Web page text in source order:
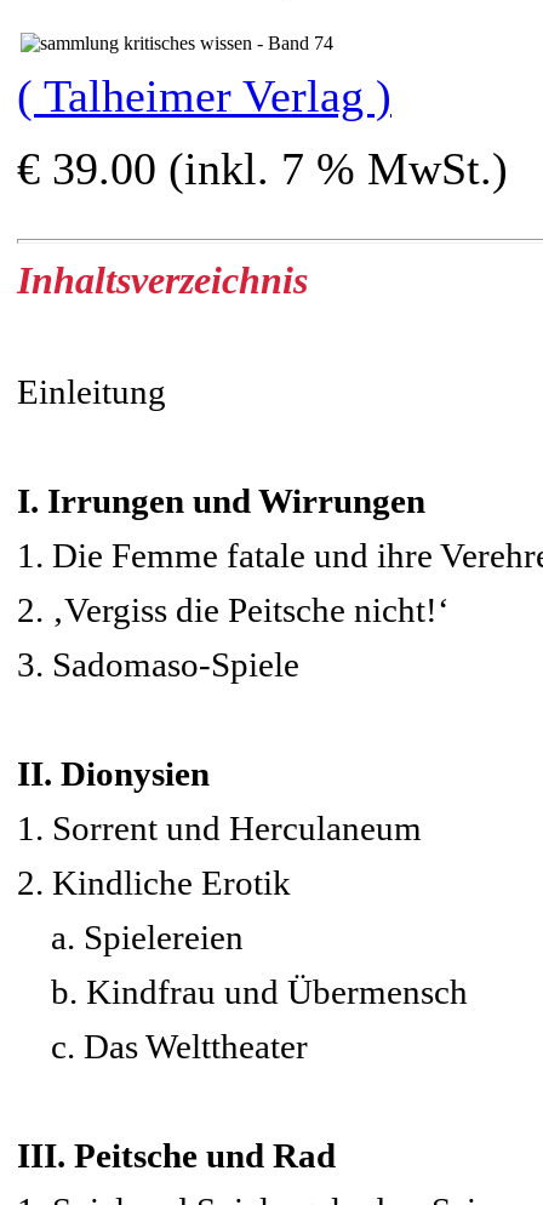
( Talheimer Verlag )
€ 39.00 (inkl. 7 % MwSt.)
Inhaltsverzeichnis
Einleitung
I. Irrungen und Wirrungen
1. Die Femme fatale und ihre
2. ‚Vergiss die Peitsche nicht!‘
3. Sadomaso-Spiele
II. Dionysien
1. Sorrent und Herculaneum
2. Kindliche Erotik
a. Spielereien
b. Kindfrau und Übermensch
c. Das Welttheater
III. Peitsche und Rad